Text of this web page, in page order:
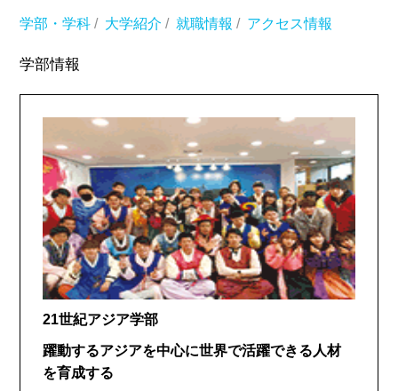
学部・学科 / 大学紹介 / 就職情報 / アクセス情報
学部情報
21世紀アジア学部
躍動するアジアを中心に世界で活躍できる人材
を育成する